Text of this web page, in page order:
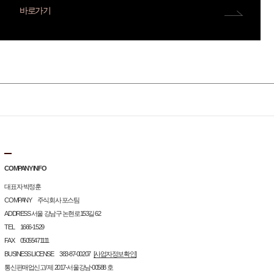
바로가기
COMPANY INFO
대표자 박정훈
COMPANY 주식회사 포스팀
ADDRESS 서울 강남구 논현로153길 62
TEL 1666-1529
FAX 05055471111
BUSINESS LICENSE 383-87-00207 [사업자정보확인]
통신판매업신고/ 제 2017-서울강남-00588 호